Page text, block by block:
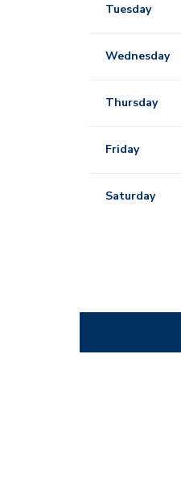
Tuesday
Wednesday
Thursday
Friday
Saturday